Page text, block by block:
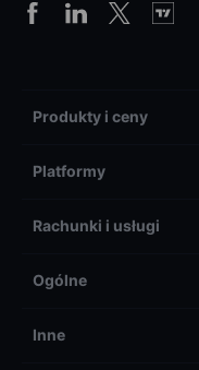
Produkty i ceny
Platformy
Rachunki i usługi
Ogólne
Inne